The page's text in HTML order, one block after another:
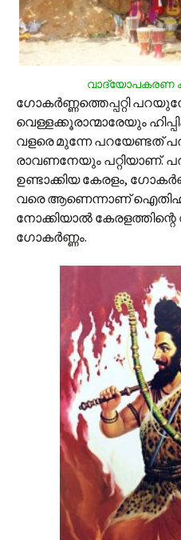
വാദ്യോപകരണ
ഗോകര്‍ണ്ണത്തെപ്പറ്റി
വെള്ളക്കൂരാന്മാരേയും
വളരെ മുന്നേ പറയേണ്ടത്
രാവണനേയും പറ്റിയാണ്.
ഉണ്ടാക്കിയ കേരളം,
വരെ ആണെന്നാണ്
നോക്കിയാല്‍ കേരളത്തിന്റെ
ഗോകര്‍ണ്ണം.